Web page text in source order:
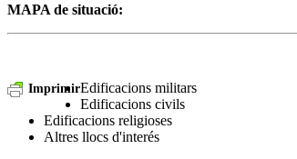
MAPA de situació:
ImprimirEdificacions militars
Edificacions civils
Edificacions religioses
Altres llocs d'interés